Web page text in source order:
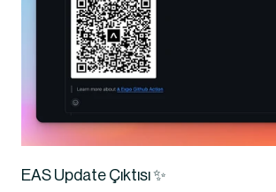
EAS Update Çıktısı ✨